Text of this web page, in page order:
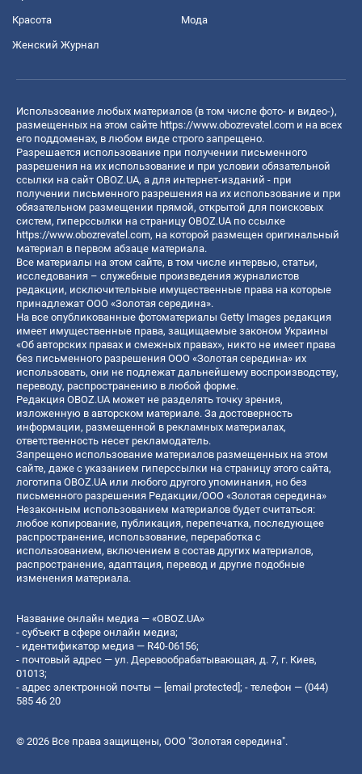
Красота Мода
Женский Журнал
Использование любых материалов (в том числе фото- и видео-),
размещенных на этом сайте https://www.obozrevatel.com и на всех
его поддоменах, в любом виде строго запрещено.
Разрешается использование при получении письменного
разрешения на их использование и при условии обязательной
ссылки на сайт OBOZ.UA, а для интернет-изданий - при
получении письменного разрешения на их использование и при
обязательном размещении прямой, открытой для поисковых
систем, гиперссылки на страницу OBOZ.UA по ссылке
https://www.obozrevatel.com, на которой размещен оригинальный
материал в первом абзаце материала.
Все материалы на этом сайте, в том числе интервью, статьи,
исследования – служебные произведения журналистов
редакции, исключительные имущественные права на которые
принадлежат ООО «Золотая середина».
На все опубликованные фотоматериалы Getty Images редакция
имеет имущественные права, защищаемые законом Украины
«Об авторских правах и смежных правах», никто не имеет права
без письменного разрешения ООО «Золотая середина» их
использовать, они не подлежат дальнейшему воспроизводству,
переводу, распространению в любой форме.
Редакция OBOZ.UA может не разделять точку зрения,
изложенную в авторском материале. За достоверность
информации, размещенной в рекламных материалах,
ответственность несет рекламодатель.
Запрещено использование материалов размещенных на этом
сайте, даже с указанием гиперссылки на страницу этого сайта,
логотипа OBOZ.UA или любого другого упоминания, но без
письменного разрешения Редакции/ООО «Золотая середина»
Незаконным использованием материалов будет считаться:
любое копирование, публикация, перепечатка, последующее
распространение, использование, переработка с
использованием, включением в состав других материалов,
распространение, адаптация, перевод и другие подобные
изменения материала.
Название онлайн медиа — «OBOZ.UA»
- субъект в сфере онлайн медиа;
- идентификатор медиа — R40-06156;
- почтовый адрес — ул. Деревообрабатывающая, д. 7, г. Киев,
01013;
- адрес электронной почты — [email protected]; - телефон — (044)
585 46 20
© 2026 Все права защищены, ООО "Золотая середина".